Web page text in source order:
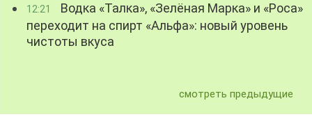
12:21
Водка «Талка», «Зелёная Марка» и «Роса»
переходит на спирт «Альфа»: новый уровень
чистоты вкуса
смотреть предыдущие